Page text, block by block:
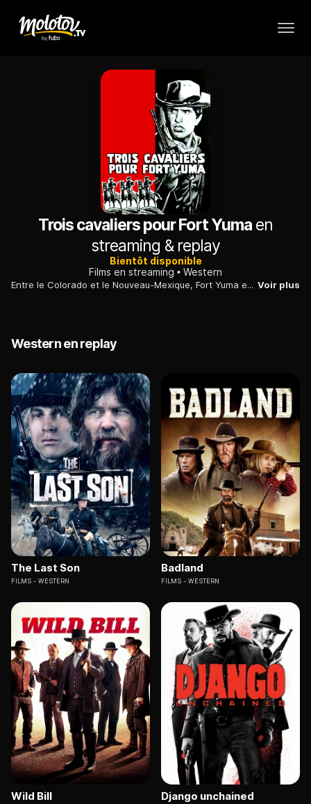
Trois cavaliers pour Fort Yuma en
streaming & replay
Bientôt disponible
Films en streaming
Western
Entre le Colorado et le Nouveau-Mexique, Fort Yuma est en danger : 800 sudistes se préparent à l'attaquer. Voir plus
Western en replay
The Last Son
FILMS WESTERN
Badland
FILMS WESTERN
Wild Bill Django unchained